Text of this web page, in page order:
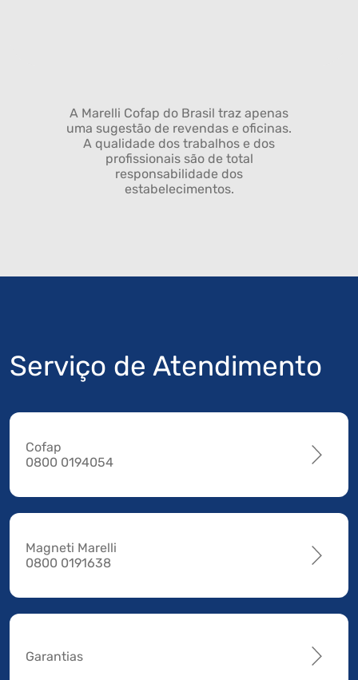
A Marelli Cofap do Brasil traz apenas
uma sugestão de revendas e oficinas.
A qualidade dos trabalhos e dos
profissionais são de total
responsabilidade dos
estabelecimentos.
Serviço de Atendimento
Cofap
0800 0194054
Magneti Marelli
0800 0191638
Garantias